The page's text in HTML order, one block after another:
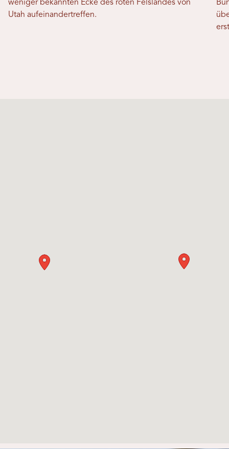
weniger bekannten Ecke des roten Felslandes von
Utah aufeinandertreffen.